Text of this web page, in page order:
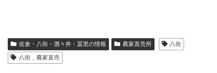
佐倉・八街・酒々井・冨里の情報 農家直売所
八街
八街，農家直売